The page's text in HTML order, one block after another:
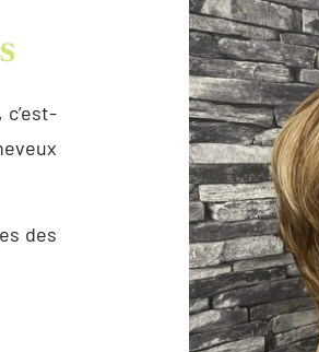
des